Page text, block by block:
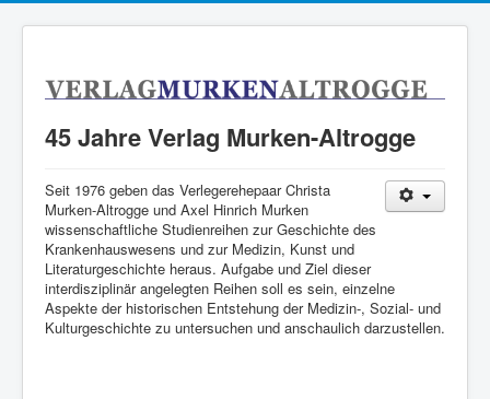
45 Jahre Verlag Murken-Altrogge
Seit 1976 geben das Verlegerehepaar Christa
Murken-Altrogge und Axel Hinrich Murken
wissenschaftliche Studienreihen zur Geschichte des
Krankenhauswesens und zur Medizin, Kunst und
Literaturgeschichte heraus. Aufgabe und Ziel dieser
interdisziplinär angelegten Reihen soll es sein, einzelne
Aspekte der historischen Entstehung der Medizin-, Sozial- und
Kulturgeschichte zu untersuchen und anschaulich darzustellen.